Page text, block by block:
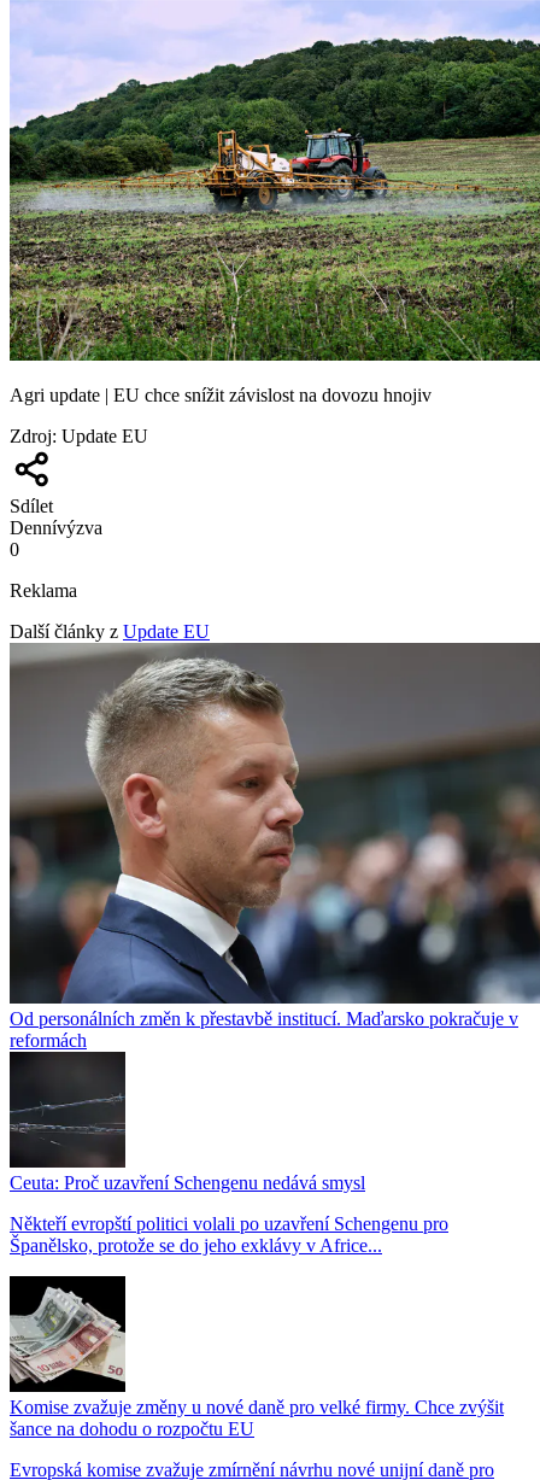
Agri update | EU chce snížit závislost na dovozu hnojiv
Zdroj: Update EU
Sdílet
Dennívýzva
0
Reklama
Další články z Update EU
Od personálních změn k přestavbě institucí. Maďarsko pokračuje v
reformách
Ceuta: Proč uzavření Schengenu nedává smysl
Někteří evropští politici volali po uzavření Schengenu pro
Španělsko, protože se do jeho exklávy v Africe...
Komise zvažuje změny u nové daně pro velké firmy. Chce zvýšit
šance na dohodu o rozpočtu EU
Evropská komise zvažuje zmírnění návrhu nové unijní daně pro